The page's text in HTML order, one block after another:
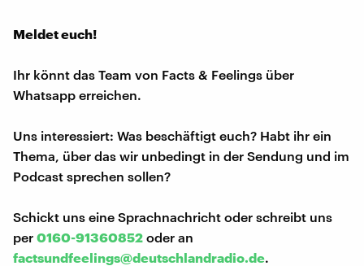
Meldet euch!
Ihr könnt das Team von Facts & Feelings über
Whatsapp erreichen.
Uns interessiert: Was beschäftigt euch? Habt ihr ein
Thema, über das wir unbedingt in der Sendung und im
Podcast sprechen sollen?
Schickt uns eine Sprachnachricht oder schreibt uns
per 0160-91360852 oder an
factsundfeelings@deutschlandradio.de.